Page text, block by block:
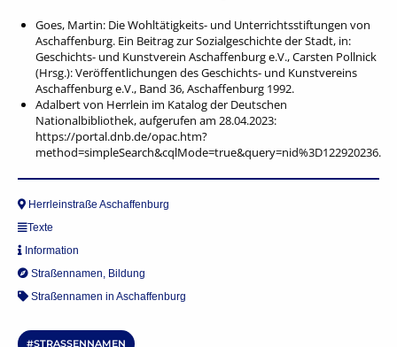
Goes, Martin: Die Wohltätigkeits- und Unterrichtsstiftungen von
Aschaffenburg. Ein Beitrag zur Sozialgeschichte der Stadt, in:
Geschichts- und Kunstverein Aschaffenburg e.V., Carsten Pollnick
(Hrsg.): Veröffentlichungen des Geschichts- und Kunstvereins
Aschaffenburg e.V., Band 36, Aschaffenburg 1992.
Adalbert von Herrlein im Katalog der Deutschen
Nationalbibliothek, aufgerufen am 28.04.2023:
https://portal.dnb.de/opac.htm?
method=simpleSearch&cqlMode=true&query=nid%3D122920236.
Herrleinstraße Aschaffenburg
Texte
Information
Straßennamen, Bildung
Straßennamen in Aschaffenburg
STRASSENNAMEN